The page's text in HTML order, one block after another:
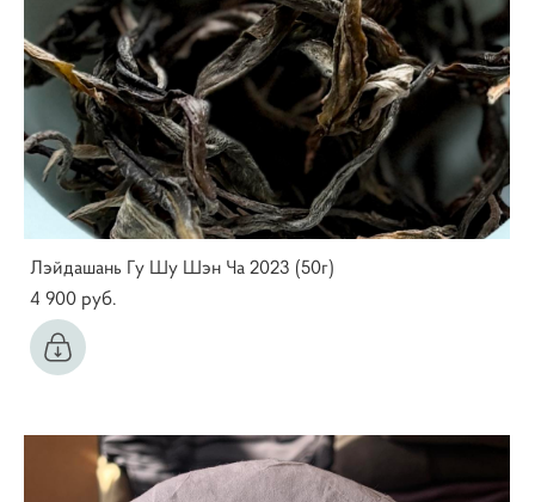
Лэйдашань Гу Шу Шэн Ча 2023 (50г)
4 900 pуб.